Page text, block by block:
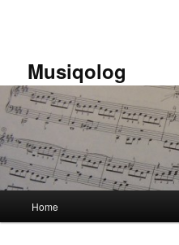
inhoud
inhoudMusiqolog
Home